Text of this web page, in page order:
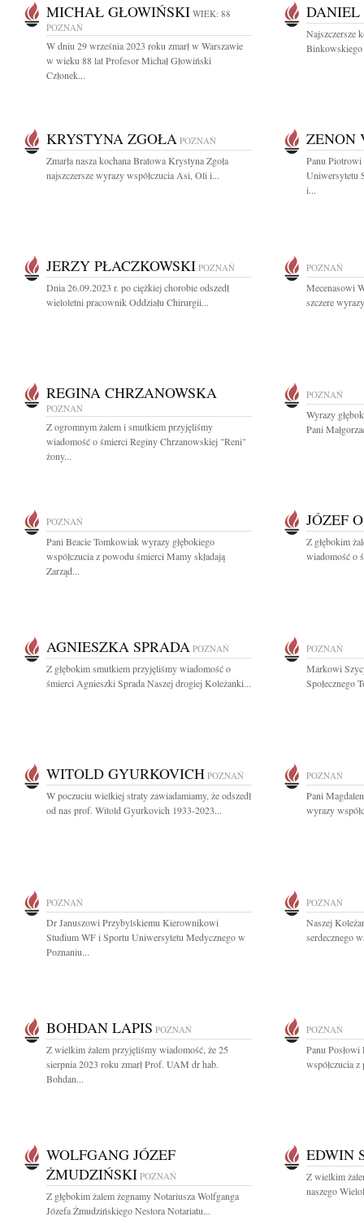
MICHAŁ GŁOWIŃSKI WIEK: 88
POZNAŃ
W dniu 29 września 2023 roku zmarł w Warszawie
w wieku 88 lat Profesor Michał Głowiński
Członek...
DANIEL
Najszczersze
Binkowskiego
KRYSTYNA ZGOŁA POZNAŃ
Zmarła nasza kochana Bratowa Krystyna Zgoła
najszczersze wyrazy współczucia Asi, Oli i...
ZENON
Panu
Uniwersytetu
i...
JERZY PŁACZKOWSKI POZNAŃ
Dnia 26.09.2023 r. po ciężkiej chorobie odszedł
wieloletni pracownik Oddziału Chirurgii...
POZNAŃ
Mecenasowi
szczere
REGINA CHRZANOWSKA
POZNAŃ
Z ogromnym żalem i smutkiem przyjęliśmy
wiadomość o śmierci Reginy Chrzanowskiej "Reni"
żony...
POZNAŃ
Wyrazy
Pani
POZNAŃ
Pani Beacie Tomkowiak wyrazy głębokiego
współczucia z powodu śmierci Mamy składają
Zarząd...
JÓZEF
Z głębokim
wiadomość o
AGNIESZKA SPRADA POZNAŃ
Z głębokim smutkiem przyjęliśmy wiadomość o
śmierci Agnieszki Sprada Naszej drogiej Koleżanki...
POZNAŃ
Markowi
Społecznego
WITOLD GYURKOVICH POZNAŃ
W poczuciu wielkiej straty zawiadamiamy, że odszedł
od nas prof. Witold Gyurkovich 1933-2023...
POZNAŃ
Pani
wyrazy
POZNAŃ
Dr Januszowi Przybylskiemu Kierownikowi
Studium WF i Sportu Uniwersytetu Medycznego w
Poznaniu...
POZNAŃ
Naszej
serdecznego
BOHDAN LAPIS POZNAŃ
Z wielkim żalem przyjęliśmy wiadomość, że 25
sierpnia 2023 roku zmarł Prof. UAM dr hab.
Bohdan...
POZNAŃ
Panu
współczucia
WOLFGANG JÓZEF
ŻMUDZIŃSKI POZNAŃ
Z głębokim żalem żegnamy Notariusza Wolfganga
Józefa Żmudzińskiego Nestora Notariatu...
EDWIN
Z wielkim
naszego